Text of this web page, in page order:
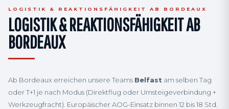
LOGISTIK & REAKTIONSFÄHIGKEIT AB BORDEAUX
LOGISTIK & REAKTIONSFÄHIGKEIT AB
BORDEAUX
Ab Bordeaux erreichen unsere Teams Belfast am selben Tag
oder T+1 je nach Modus (Direktflug oder Umsteigeverbindung +
Werkzeugfracht). Europäischer AOG-Einsatz binnen 12 bis 18 Std.